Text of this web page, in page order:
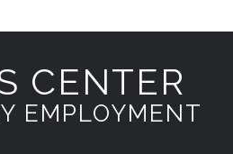
CENTER
EMPLOYMENT